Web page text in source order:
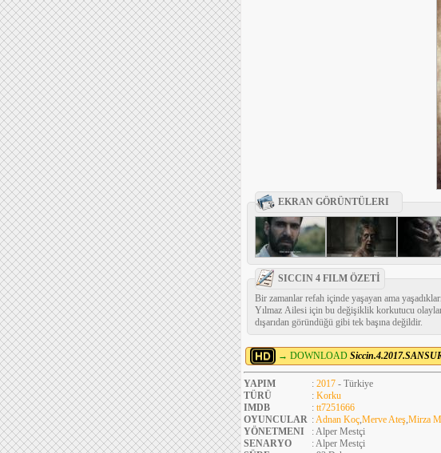
EKRAN GÖRÜNTÜLERI
SICCIN 4 FILM ÖZETİ
Bir zamanlar refah içinde yaşayan ama
Yılmaz Ailesi için bu değişiklik korkutucu
dışarıdan göründüğü gibi tek başına değildir.
→ DOWNLOAD
YAPIM : 2017 - Türkiye
TÜRÜ
: Korku
IMDB
: tt7251666
OYUNCULAR :Adnan Koç,Merve Ateş,Mirza
YÖNETMENI
: Alper Mestçi
SENARYO
: Alper Mestçi